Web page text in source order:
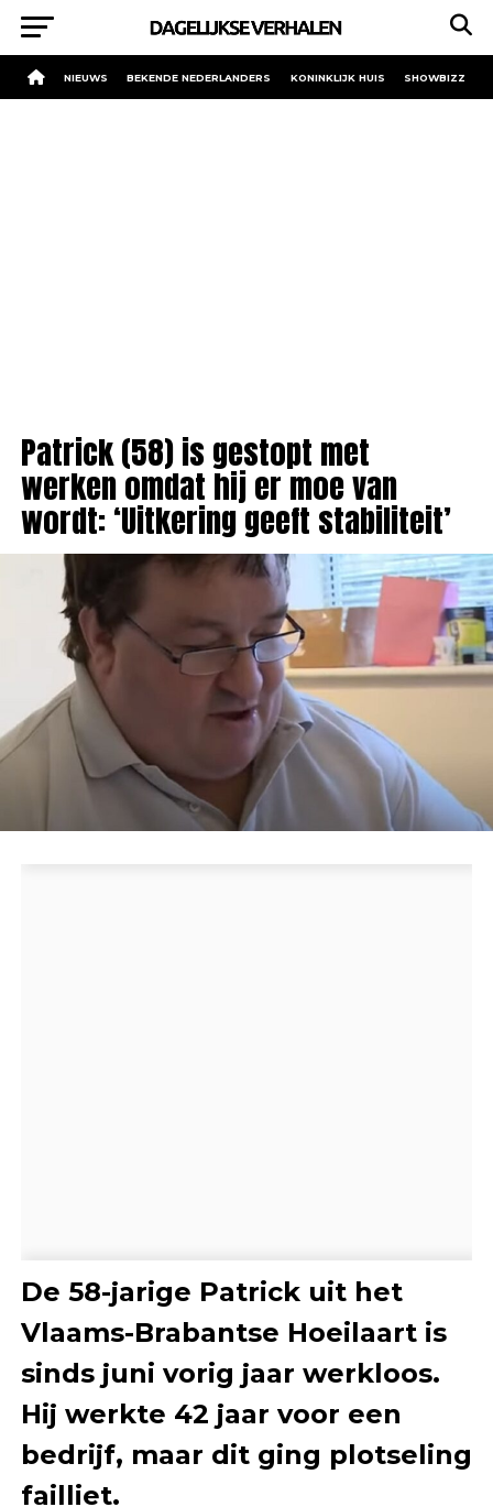
NIEUWS BEKENDE NEDERLANDERS KONINKLIJK HUIS SHOWBIZZ
Patrick (58) is gestopt met
werken omdat hij er moe van
wordt: ‘Uitkering geeft stabiliteit’
De 58-jarige Patrick uit het
Vlaams-Brabantse Hoeilaart is
sinds juni vorig jaar werkloos.
Hij werkte 42 jaar voor een
bedrijf, maar dit ging plotseling
failliet.